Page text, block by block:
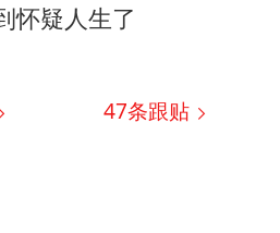
怀疑人生了
47条跟贴